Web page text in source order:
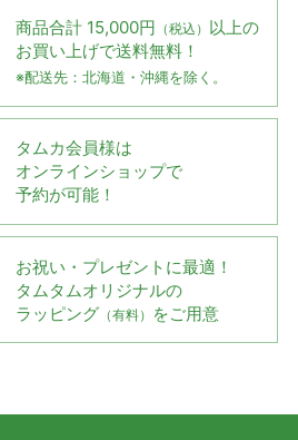
商品合計 15,000円 （税込） 以上の
お買い上げで送料無料！
※配送先：北海道・沖縄を除く。
タムカ会員様は
オンラインショップで
予約が可能！
お祝い・プレゼントに最適！
タムタムオリジナルの
ラッピング （有料） をご用意